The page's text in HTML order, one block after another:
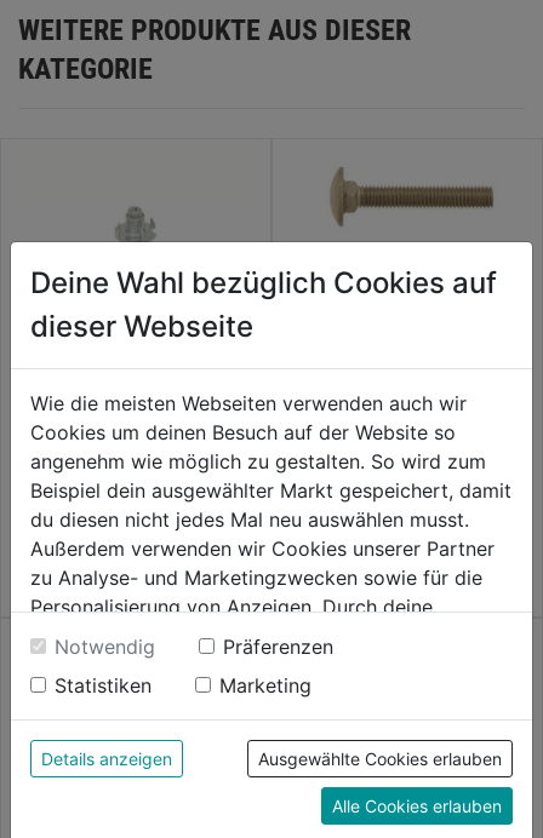
WEITERE PRODUKTE AUS DIESER
KATEGORIE
Sockelverstelschr.M8x45mm
m.Einschlagmutter,2Stk.
0.0 (0)
0.0
von
Sternen.
5,29€
0.0 (0)
von
5
Sternen.
5,29€
Spenglerschrauben Edelstahl
A2 m. Dichtscheibe
Deine Wahl bezüglich Cookies auf
dieser Webseite
Wie die meisten Webseiten verwenden auch wir
Cookies um deinen Besuch auf der Website so
angenehm wie möglich zu gestalten. So wird zum
Beispiel dein ausgewählter Markt gespeichert, damit
du diesen nicht jedes Mal neu auswählen musst.
Außerdem verwenden wir Cookies unserer Partner
zu Analyse- und Marketingzwecken sowie für die
Personalisierung von Anzeigen. Durch deine
Einwilligung werden die Daten von Drittanbieter,
unter anderem auch in den USA, verarbeitet.
Durch Klick auf "Alle Cookies erlauben" stimmst du
der Verwendung aller Cookies zu. Unter "Details
anzeigen" findest du alle Infos zu den
unterschiedlichen Cookies, unter "Cookies
Konfigurieren" kannst du auswählen, welche Cookies
Notwendig
Präferenzen
Statistiken
Marketing
Details anzeigen Ausgewählte Cookies erlauben
Alle Cookies erlauben